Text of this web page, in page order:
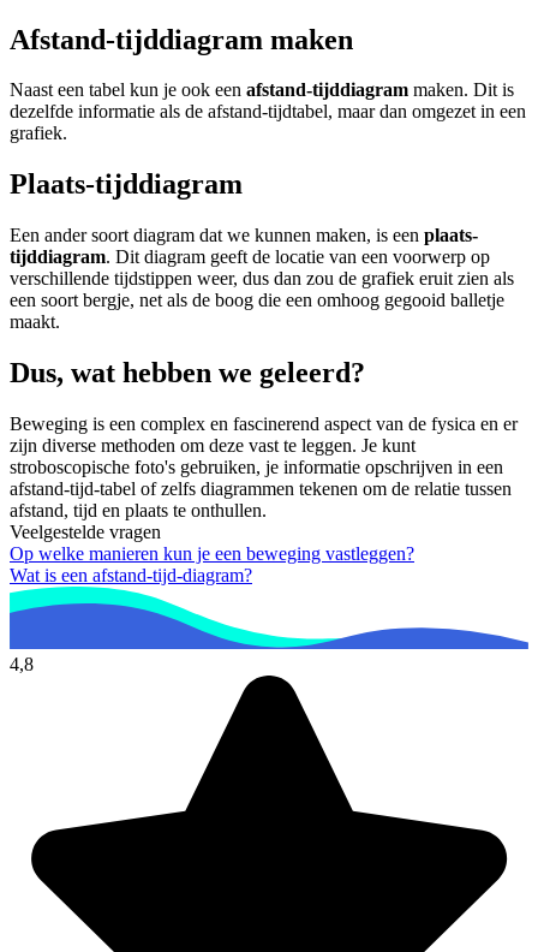
Afstand-tijddiagram maken
Naast een tabel kun je ook een afstand-tijddiagram maken. Dit is
dezelfde informatie als de afstand-tijdtabel, maar dan omgezet in een
grafiek.
Plaats-tijddiagram
Een ander soort diagram dat we kunnen maken, is een plaats-
tijddiagram. Dit diagram geeft de locatie van een voorwerp op
verschillende tijdstippen weer, dus dan zou de grafiek eruit zien als
een soort bergje, net als de boog die een omhoog gegooid balletje
maakt.
Dus, wat hebben we geleerd?
Beweging is een complex en fascinerend aspect van de fysica en er
zijn diverse methoden om deze vast te leggen. Je kunt
stroboscopische foto's gebruiken, je informatie opschrijven in een
afstand-tijd-tabel of zelfs diagrammen tekenen om de relatie tussen
afstand, tijd en plaats te onthullen.
Veelgestelde vragen
Op welke manieren kun je een beweging vastleggen?
Wat is een afstand-tijd-diagram?
4,8